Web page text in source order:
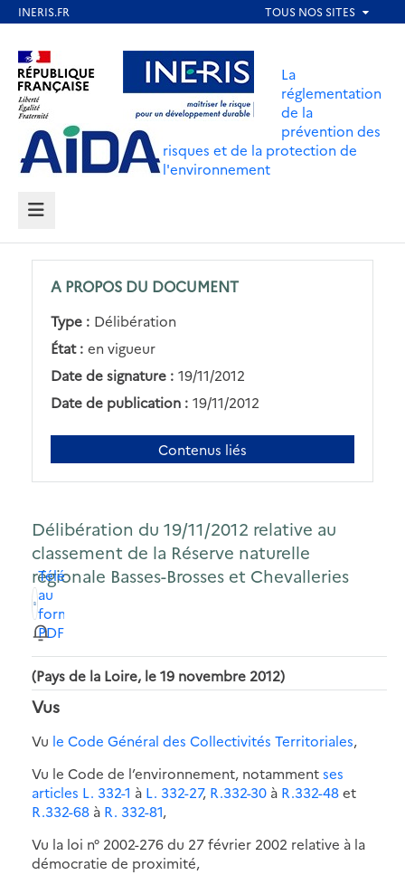
contenu
principal
Aller au contenu Aller au menu
Aller au pied de page
La
réglementation
de la
prévention des
risques et de la protection de
l'environnement
MENU
A PROPOS DU DOCUMENT
Type : Délibération
État : en vigueur
Date de signature : 19/11/2012
Date de publication : 19/11/2012
Contenus liés
Délibération du 19/11/2012 relative au
classement de la Réserve naturelle
régionale Basses-Brosses et Chevalleries
Télécharger
au
format
PDF
(Pays de la Loire, le 19 novembre 2012)
Vus
Vu le Code Général des Collectivités Territoriales,
Vu le Code de l’environnement, notammentses
articles L. 332-1 à L. 332-27, R.332-30 à R.332-48et
R.332-68 à R. 332-81,
Vu la loi n° 2002-276 du 27 février 2002 relative à la
démocratie de proximité,